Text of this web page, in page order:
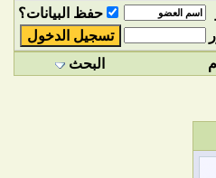
حفظ البيانات؟
البحث